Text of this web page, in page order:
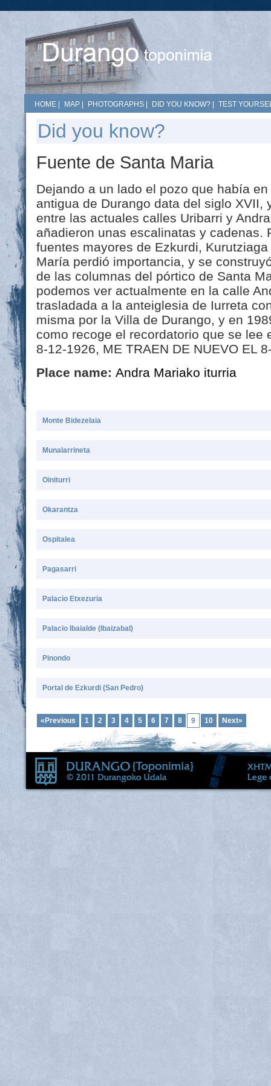
HOME MAP PHOTOGRAPHS DID YOU KNOW? TEST
Did you know?
Fuente de Santa Maria
Dejando a un lado el pozo que había
antigua de Durango data del siglo XVII,
entre las actuales calles Uribarri y
añadieron unas escalinatas y cadenas.
fuentes mayores de Ezkurdi,
María perdió importancia, y se
de las columnas del pórtico de Santa
podemos ver actualmente en la calle
trasladada a la anteiglesia de Iurreta
misma por la Villa de Durango, y en
como recoge el recordatorio que se lee
8-12-1926, ME TRAEN DE NUEVO EL
Place name: Andra Mariako iturria
Monte Bidezelaia
Munalarrineta
Oiniturri
Okarantza
Ospitalea
Pagasarri
Palacio Etxezuria
Palacio Ibaialde (Ibaizabal)
Pinondo
Portal de Ezkurdi (San Pedro)
«Previous 1 2 3 4 5 6 7 8 9 10 Next»